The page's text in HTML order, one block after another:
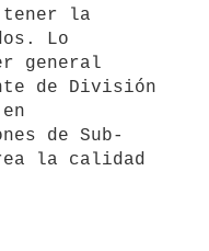
tener la
Lo
general
de División
de Sub-
la calidad